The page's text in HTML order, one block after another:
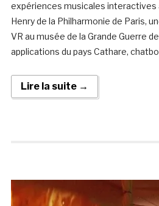
expériences musicales interactives
Henry de la Philharmonie de Paris,
VR au musée de la Grande Guerre
applications du pays Cathare,
Lire la suite →